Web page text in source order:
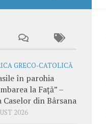
GRECO-CATOLICĂ
în parohia
la Față” –
Caselor din Bârsana
2026